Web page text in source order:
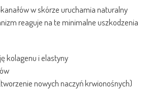
w skórze uruchamia naturalny
reaguje na te minimalne uszkodzenia
kolagenu i elastyny
nowych naczyń krwionośnych)